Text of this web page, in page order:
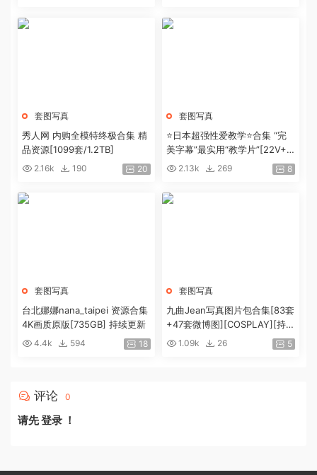
套图写真
秀人网 内购全模特终极合集 精
品资源[1099套/1.2TB]
2.16k 190 20
套图写真
⭐日本超强性爱教学⭐合集 “完
美字幕”最实用“教学片”[22V+4.
9G]2.13k 269 8
套图写真
台北娜娜nana_taipei 资源合集
4K画质原版[735GB] 持续更新
4.4k 594 18
套图写真
九曲Jean写真图片包合集[83套
+47套微博图][COSPLAY][持续
更新]1.09k 26 5
评论 0
请先登录 ！